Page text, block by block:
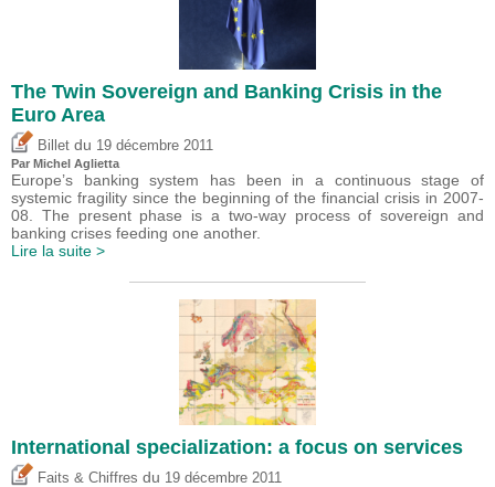
The Twin Sovereign and Banking Crisis in the
Euro Area
Billet du 19 décembre 2011
Par Michel Aglietta
Europe’s banking system has been in a continuous stage of
systemic fragility since the beginning of the financial crisis in 2007-
08. The present phase is a two-way process of sovereign and
banking crises feeding one another.
Lire la suite >
International specialization: a focus on services
Faits & Chiffres du 19 décembre 2011